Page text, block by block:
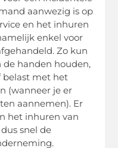
aanwezig is op
en het inhuren
enkel voor
Zo kun
de handen houden,
belast met het
(wanneer je er
aannemen). Er
het inhuren van
snel de